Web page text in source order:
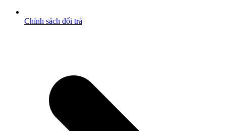
Chính sách đổi trả